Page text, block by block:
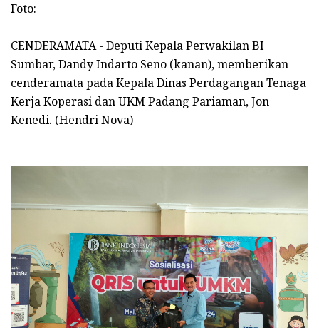
Foto:
CENDERAMATA - Deputi Kepala Perwakilan BI
Sumbar, Dandy Indarto Seno (kanan), memberikan
cenderamata pada Kepala Dinas Perdagangan Tenaga
Kerja Koperasi dan UKM Padang Pariaman, Jon
Kenedi. (Hendri Nova)